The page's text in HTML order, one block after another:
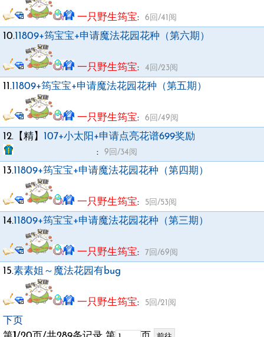
一只野生筠宝: 6回/41阅
10.11809+筠宝宝+申请魔法花园花种（第六期）
一只野生筠宝: 4回/23阅
11.11809+筠宝宝+申请魔法花园花种（第五期）
一只野生筠宝: 6回/49阅
12.【精】 107+小太阳+申请点亮花谱699奖励
: 9回/34阅
13.11809+筠宝宝+申请魔法花园花种（第四期）
一只野生筠宝: 5回/53阅
14.11809+筠宝宝+申请魔法花园花种（第三期）
一只野生筠宝: 7回/69阅
15.素素姐～魔法花园有bug
一只野生筠宝: 5回/21阅
下页